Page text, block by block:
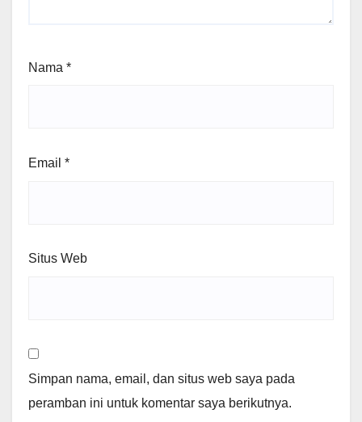
Nama *
Email *
Situs Web
Simpan nama, email, dan situs web saya pada
peramban ini untuk komentar saya berikutnya.